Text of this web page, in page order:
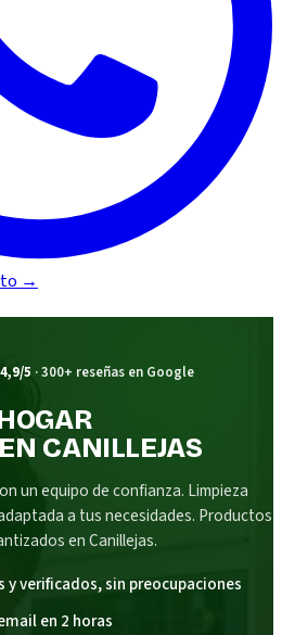
→
4,9/5 ·300+ reseñas en Google
CANILLEJAS
un equipo de confianza. Limpieza
a tus necesidades. Productos
en Canillejas.
verificados, sin preocupaciones
en 2 horas